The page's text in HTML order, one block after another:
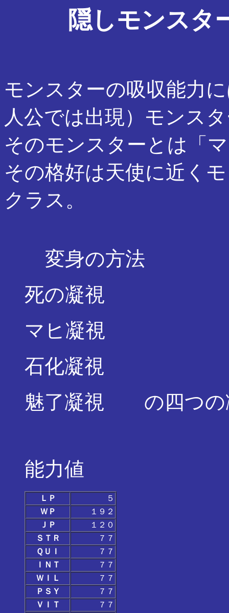
隠しモンスタ
モンスターの吸収能力
人公では出現）モンス
そのモンスターとは「
その格好は天使に近く
クラス。
変身の方法
死の凝視
マヒ凝視
石化凝視
魅了凝視 の四つの
能力値
ＬＰ
５
ＷＰ
１９２
ＪＰ
１２０
ＳＴＲ
７７
ＱＵＩ
７７
ＩＮＴ
７７
ＷＩＬ
７７
ＰＳＹ
７７
ＶＩＴ
７７